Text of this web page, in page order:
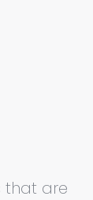
that are